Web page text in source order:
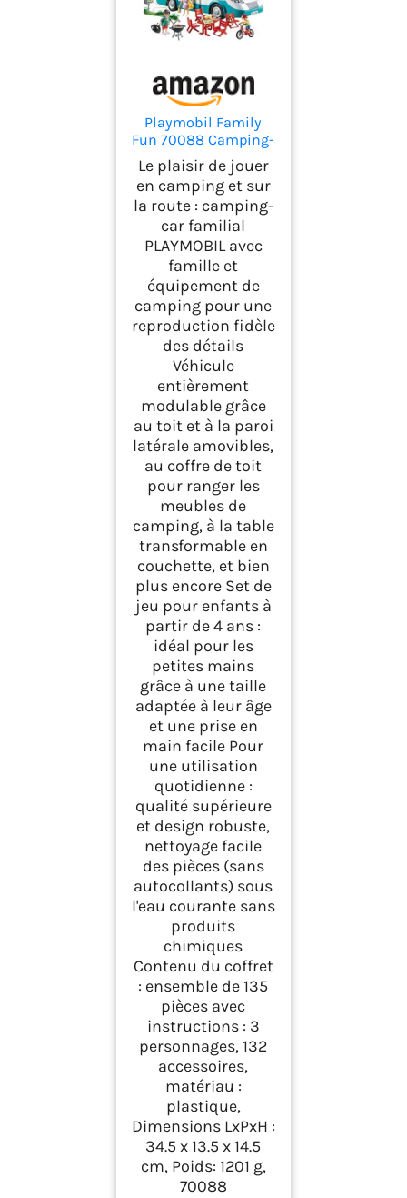
Playmobil Family
Fun 70088 Camping-
Car Familial avec Toit
Amovible et de
Nombreux
Accessoires, Dès 4
Ans
Le plaisir de jouer
en camping et sur
la route : camping-
car familial
PLAYMOBIL avec
famille et
équipement de
camping pour une
reproduction fidèle
des détails
Véhicule
entièrement
modulable grâce
au toit et à la paroi
latérale amovibles,
au coffre de toit
pour ranger les
meubles de
camping, à la table
transformable en
couchette, et bien
plus encore Set de
jeu pour enfants à
partir de 4 ans :
idéal pour les
petites mains
grâce à une taille
adaptée à leur âge
et une prise en
main facile Pour
une utilisation
quotidienne :
qualité supérieure
et design robuste,
nettoyage facile
des pièces (sans
autocollants) sous
l'eau courante sans
produits
chimiques
Contenu du coffret
: ensemble de 135
pièces avec
instructions : 3
personnages, 132
accessoires,
matériau :
plastique,
Dimensions LxPxH :
34.5 x 13.5 x 14.5
cm, Poids: 1201 g,
70088